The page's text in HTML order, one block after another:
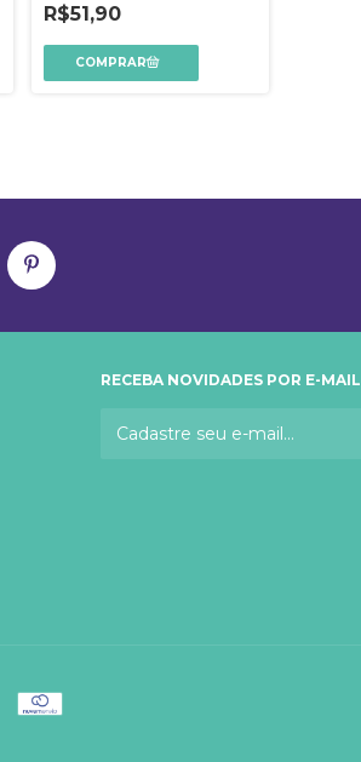
R$51,90
RECEBA NOVIDADES POR E-MAIL